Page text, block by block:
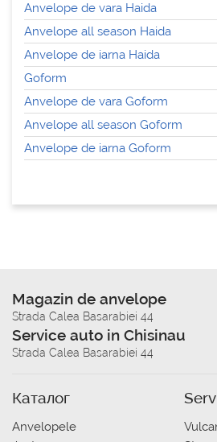
Anvelope de vara Haida
Anvelope all season Haida
Anvelope de iarna Haida
Goform
Anvelope de vara Goform
Anvelope all season Goform
Anvelope de iarna Goform
Magazin de anvelope
Strada Calea Basarabiei 44
Service auto in Chisinau
Strada Calea Basarabiei 44
Каталог
Anvelopele